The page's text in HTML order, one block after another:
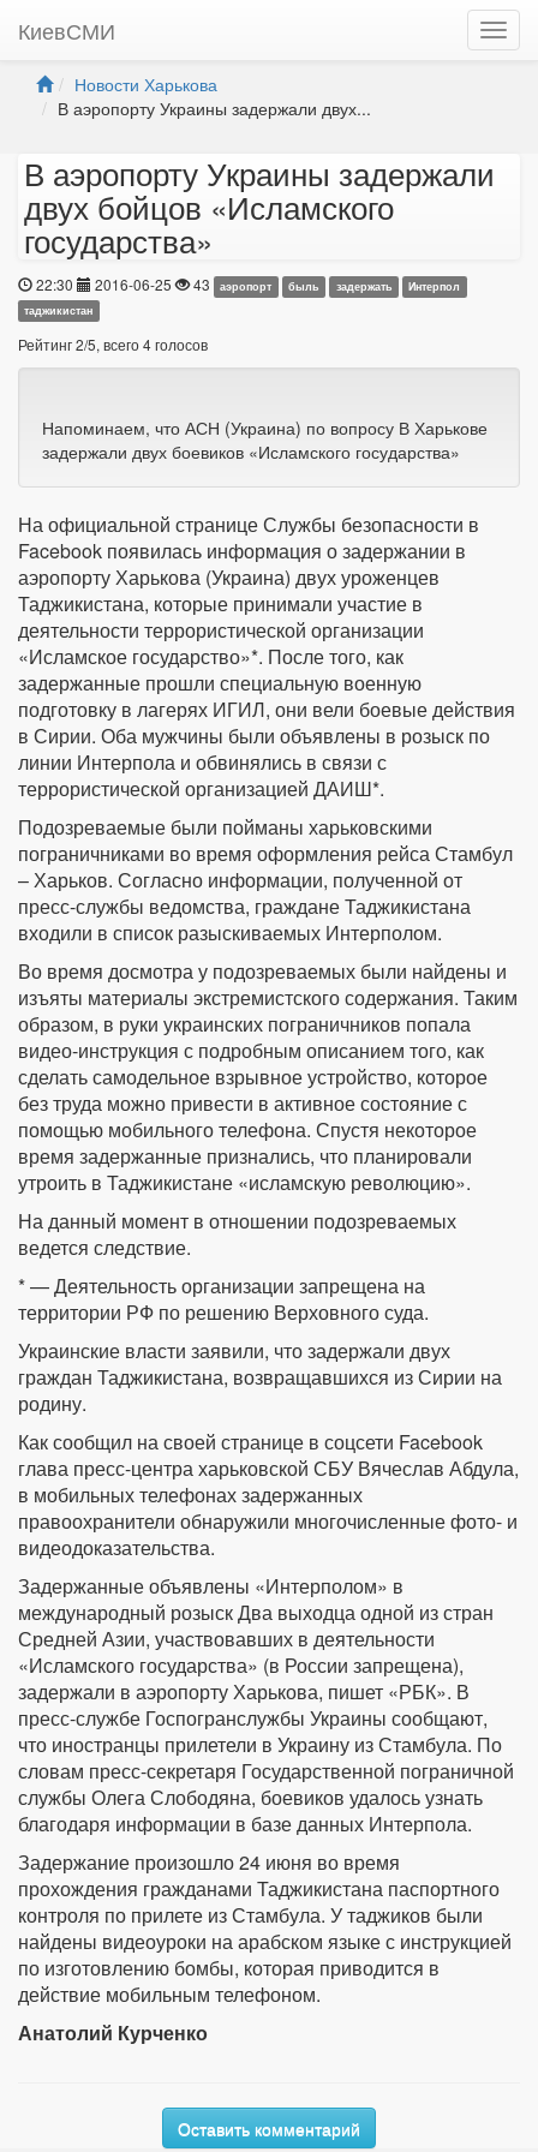
КиевСМИ
Новости Харькова
В аэропорту Украины задержали двух...
В аэропорту Украины задержали
двух бойцов «Исламского
государства»
22:30 2016-06-25 43 аэропорт быль задержать
Интерпол
таджикистан
Рейтинг2/5, всего4голосов
Напоминаем, что АСН (Украина) по вопросу В Харькове
задержали двух боевиков «Исламского государства»
На официальной странице Службы безопасности в
Facebook появилась информация о задержании в
аэропорту Харькова (Украина) двух уроженцев
Таджикистана, которые принимали участие в
деятельности террористической организации
«Исламское государство»*. После того, как
задержанные прошли специальную военную
подготовку в лагерях ИГИЛ, они вели боевые действия
в Сирии. Оба мужчины были объявлены в розыск по
линии Интерпола и обвинялись в связи с
террористической организацией ДАИШ*.
Подозреваемые были пойманы харьковскими
пограничниками во время оформления рейса Стамбул
– Харьков. Согласно информации, полученной от
пресс-службы ведомства, граждане Таджикистана
входили в список разыскиваемых Интерполом.
Во время досмотра у подозреваемых были найдены и
изъяты материалы экстремистского содержания. Таким
образом, в руки украинских пограничников попала
видео-инструкция с подробным описанием того, как
сделать самодельное взрывное устройство, которое
без труда можно привести в активное состояние с
помощью мобильного телефона. Спустя некоторое
время задержанные признались, что планировали
утроить в Таджикистане «исламскую революцию».
На данный момент в отношении подозреваемых
ведется следствие.
* — Деятельность организации запрещена на
территории РФ по решению Верховного суда.
Украинские власти заявили, что задержали двух
граждан Таджикистана, возвращавшихся из Сирии на
родину.
Как сообщил на своей странице в соцсети Facebook
глава пресс-центра харьковской СБУ Вячеслав Абдула,
в мобильных телефонах задержанных
правоохранители обнаружили многочисленные фото- и
видеодоказательства.
Задержанные объявлены «Интерполом» в
международный розыск Два выходца одной из стран
Средней Азии, участвовавших в деятельности
«Исламского государства» (в России запрещена),
задержали в аэропорту Харькова, пишет «РБК». В
пресс-службе Госпогранслужбы Украины сообщают,
что иностранцы прилетели в Украину из Стамбула. По
словам пресс-секретаря Государственной пограничной
службы Олега Слободяна, боевиков удалось узнать
благодаря информации в базе данных Интерпола.
Задержание произошло 24 июня во время
прохождения гражданами Таджикистана паспортного
контроля по прилете из Стамбула. У таджиков были
найдены видеоуроки на арабском языке с инструкцией
по изготовлению бомбы, которая приводится в
действие мобильным телефоном.
Анатолий Курченко
Оставить комментарий